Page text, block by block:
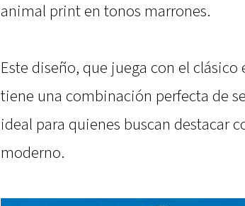
animal print en tonos marrones.
Este diseño, que juega con el
tiene una combinación perfecta de
ideal para quienes buscan destacar
moderno.